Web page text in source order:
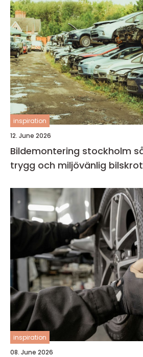
inspiration
12. June 2026
Bildemontering stockholm så fungerar en
trygg och miljövänlig bilskrot
inspiration
08. June 2026